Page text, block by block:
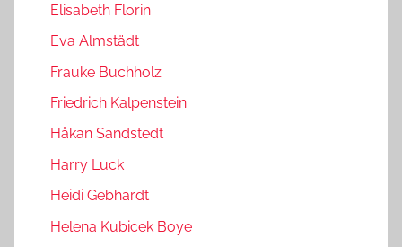
Elisabeth Florin
Eva Almstädt
Frauke Buchholz
Friedrich Kalpenstein
Håkan Sandstedt
Harry Luck
Heidi Gebhardt
Helena Kubicek Boye